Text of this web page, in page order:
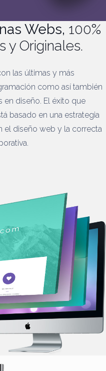
Webs, 100%
y Originales.
las últimas y más
como así también
en diseño. El éxito que
basado en una estrategia
el diseño web y la correcta